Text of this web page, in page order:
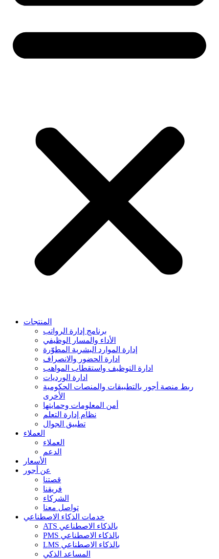
المنتجات
برنامج إدارة الرواتب
الأداء والمسار الوظيفي
إدارة الموارد البشرية المطوّرة
ادارة الحضور والانصراف
ادارة التوظيف واستقطاب المواهب
ادارة الورديات
ربط منصة أجور بالتطبيقات والمنصات الحكومية
الأخرى
أمن المعلومات وحمايتها
نظام إدارة التعلم
تطبيق الجوال
العملاء
العملاء
الدعم
الأسعار
عن أجور
قصتنا
فريقنا
الشركاء
تواصل معنا
خدمات الذكاء الاصطناعي
ATS بالذكاء الاصطناعي
PMS بالذكاء الاصطناعي
LMS بالذكاء الاصطناعي
المساعد الذكي